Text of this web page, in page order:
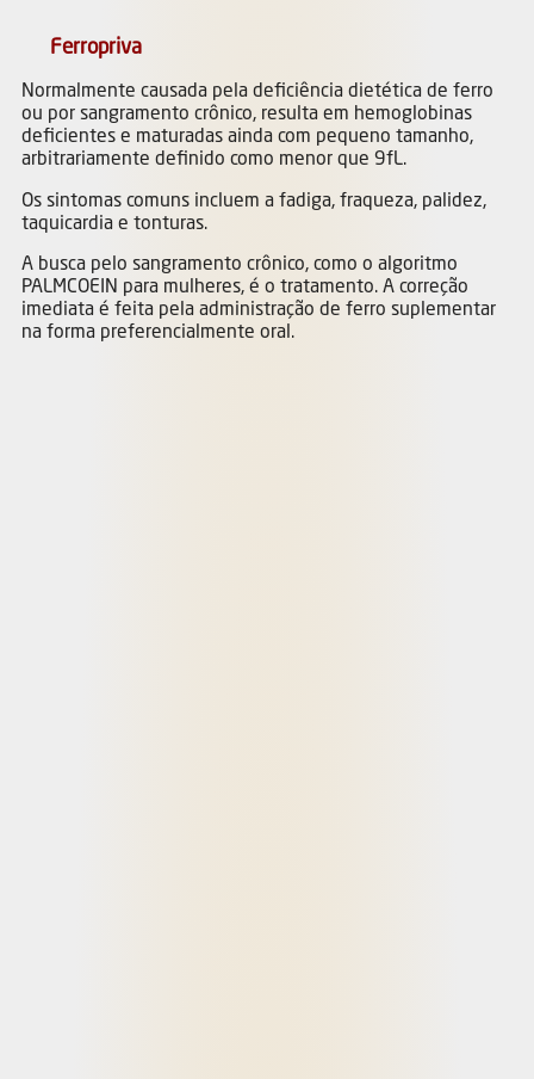
Ferropriva
Normalmente causada pela deficiência dietética de ferro
ou por sangramento crônico, resulta em hemoglobinas
deficientes e maturadas ainda com pequeno tamanho,
arbitrariamente definido como menor que 9fL.
Os sintomas comuns incluem a fadiga, fraqueza, palidez,
taquicardia e tonturas.
A busca pelo sangramento crônico, como o algoritmo
PALMCOEIN para mulheres, é o tratamento. A correção
imediata é feita pela administração de ferro suplementar
na forma preferencialmente oral.